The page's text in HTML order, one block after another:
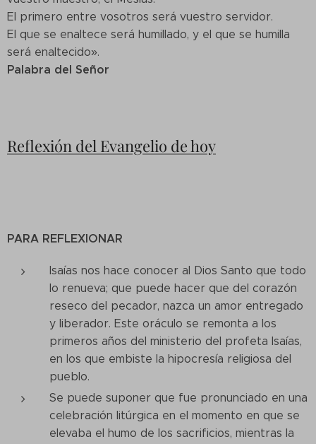
El primero entre vosotros será vuestro servidor.
El que se enaltece será humillado, y el que se humilla
será enaltecido».
Palabra del Señor
Reflexión del Evangelio de hoy
PARA REFLEXIONAR
Isaías nos hace conocer al Dios Santo que todo
lo renueva; que puede hacer que del corazón
reseco del pecador, nazca un amor entregado
y liberador. Este oráculo se remonta a los
primeros años del ministerio del profeta Isaías,
en los que embiste la hipocresía religiosa del
pueblo.
Se puede suponer que fue pronunciado en una
celebración litúrgica en el momento en que se
elevaba el humo de los sacrificios, mientras la